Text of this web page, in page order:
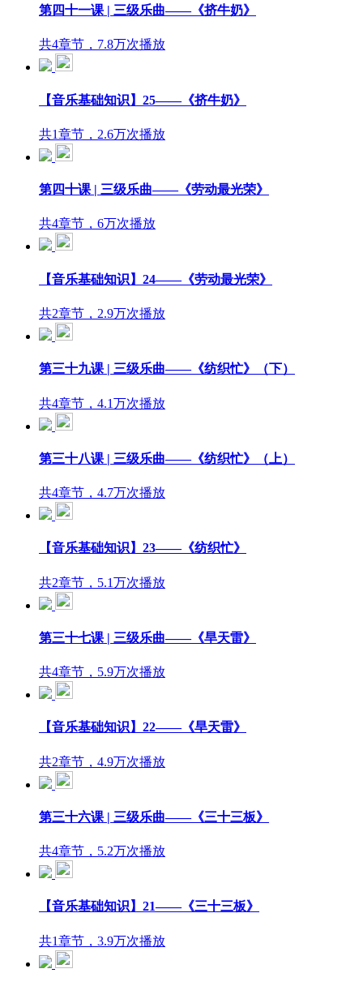
第四十一课 | 三级乐曲——《挤牛奶》
共4章节，7.8万次播放
【音乐基础知识】25——《挤牛奶》
共1章节，2.6万次播放
第四十课 | 三级乐曲——《劳动最光荣》
共4章节，6万次播放
【音乐基础知识】24——《劳动最光荣》
共2章节，2.9万次播放
第三十九课 | 三级乐曲——《纺织忙》（下）
共4章节，4.1万次播放
第三十八课 | 三级乐曲——《纺织忙》（上）
共4章节，4.7万次播放
【音乐基础知识】23——《纺织忙》
共2章节，5.1万次播放
第三十七课 | 三级乐曲——《旱天雷》
共4章节，5.9万次播放
【音乐基础知识】22——《旱天雷》
共2章节，4.9万次播放
第三十六课 | 三级乐曲——《三十三板》
共4章节，5.2万次播放
【音乐基础知识】21——《三十三板》
共1章节，3.9万次播放